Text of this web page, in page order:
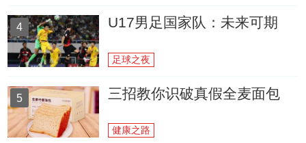
4 U17男足国家队：未来可期
足球之夜
5 三招教你识破真假全麦面包
健康之路